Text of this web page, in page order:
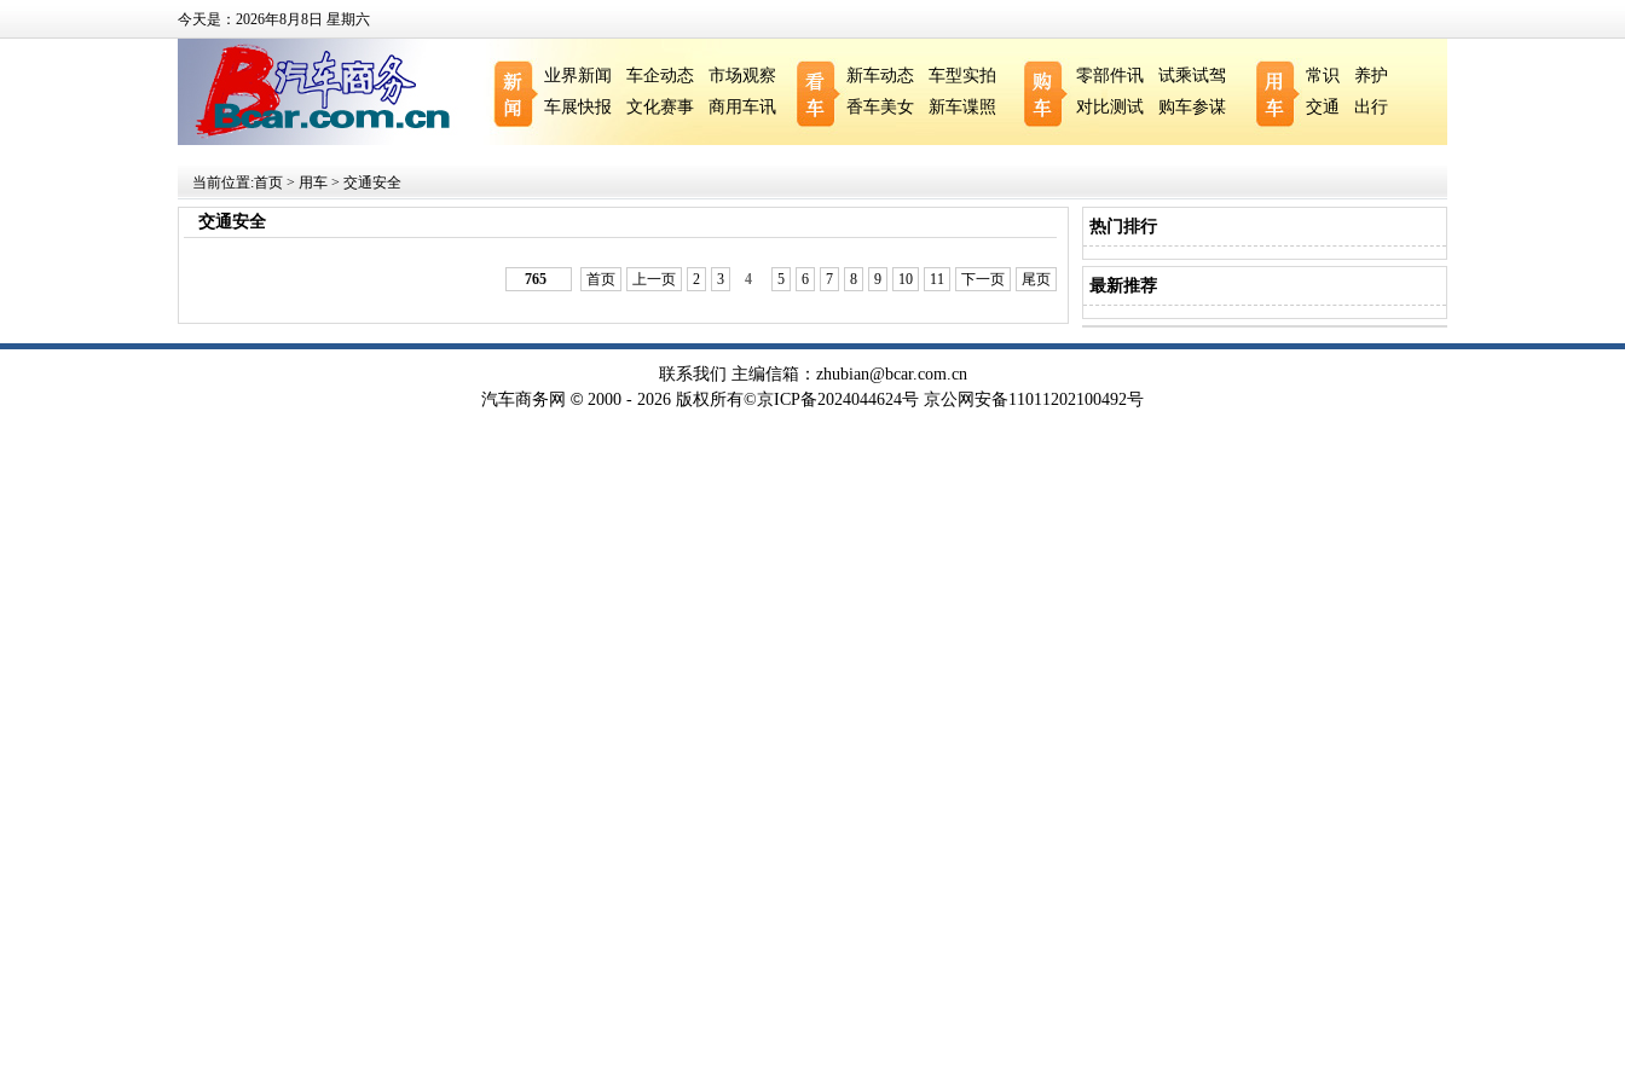
今天是：2026年8月8日 星期六
业界新闻 车企动态
市场观察
车展快报
文化赛事 商用车讯
新车动态
车型实拍
香车美女
新车谍照
零部件讯
试乘试驾
对比测试
购车参谋
常识
养护
交通
出行
当前位置:首页 > 用车 > 交通安全
交通安全
765 首页 上一页 2 3 4 5 6 7 8 9 10 11 下一页 尾页
热门排行
最新推荐
联系我们 主编信箱： zhubian@bcar.com.cn
汽车商务网 © 2000 - 2026 版权所有©京ICP备2024044624号 京公网安备11011202100492号